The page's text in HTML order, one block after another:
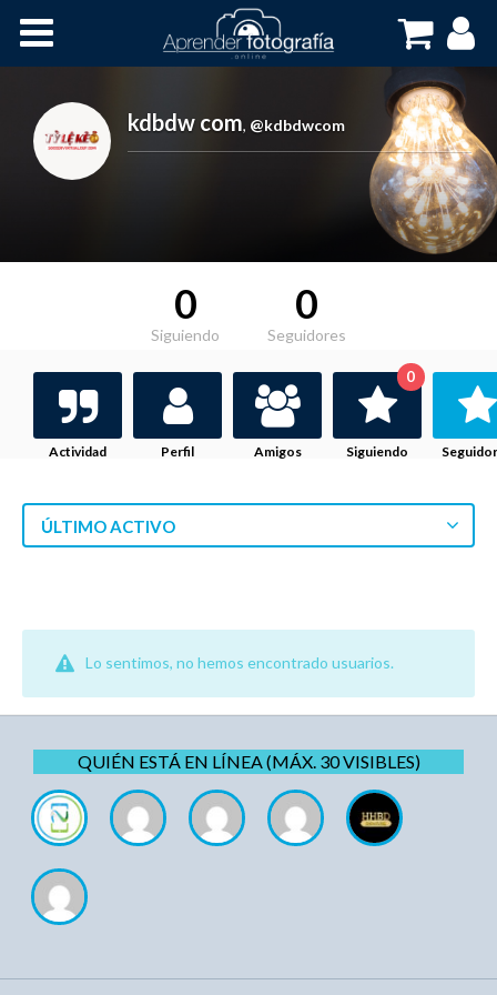
Cursos OnLine
kdbdw com, @kdbdwcom
0
Siguiendo
0
Seguidores
Actividad Perfil Amigos Siguiendo
0
ÚLTIMO ACTIVO
Lo sentimos, no hemos encontrado usuarios.
QUIÉN ESTÁ EN LÍNEA (MÁX. 30 VISIBLES)